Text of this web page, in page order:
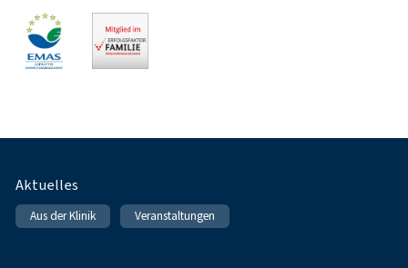
Fußnavigation
Aktuelles
Aus der Klinik Veranstaltungen